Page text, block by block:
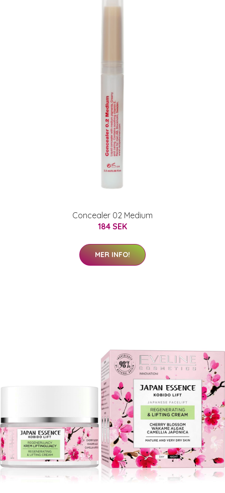
Concealer 02 Medium
184 SEK
MER INFO!